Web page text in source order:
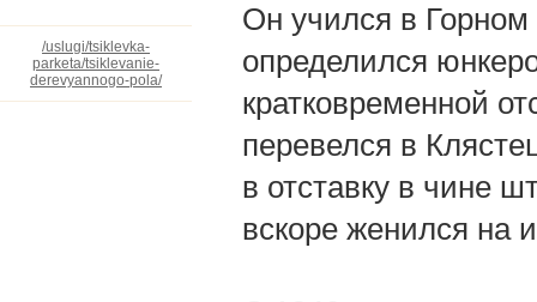
/uslugi/tsiklevka-
parketa/tsiklevanie-
derevyannogo-pola/
Он учился в Горном
определился
кратковременной
перевелся в
в отставку в чине
вскоре женился на